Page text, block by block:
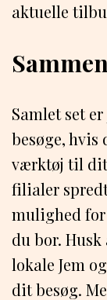
aktuelle
Samlet set
besøge,
værktøj til dit
filialer
mulighed for
du bor.
lokale Jem
dit besøg.